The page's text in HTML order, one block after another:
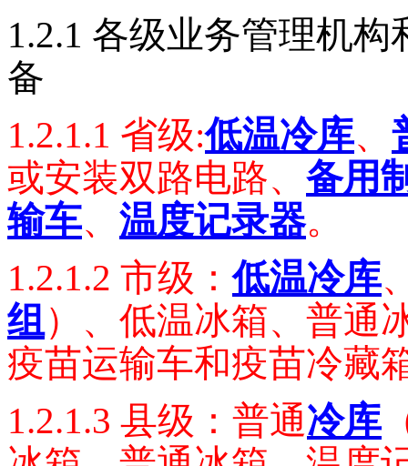
1.2.1 各级业务管理机构
备
1.2.1.1 省级:低温冷库、
或安装双路电路、 备用
输车、 温度记录器。
1.2.1.2 市级：低温冷库
组）、低温冰箱、普通
疫苗运输车和疫苗冷藏
1.2.1.3 县级：普通冷库